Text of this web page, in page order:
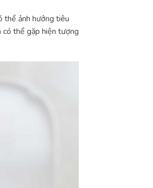
thể ảnh hưởng tiêu
có thể gặp hiện tượng